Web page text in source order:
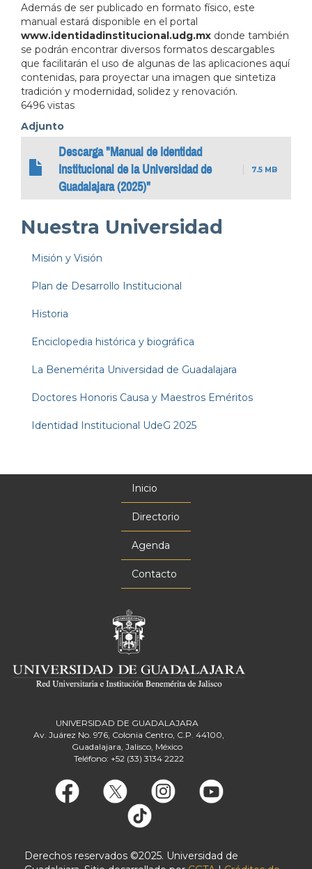
Además de ser publicado en formato físico, este
manual estará disponible en el portal
www.identidadinstitucional.udg.mx donde también
se podrán encontrar diversos formatos descargables
que facilitarán el uso de algunas de las aplicaciones aquí
contenidas, para proyectar una imagen que sintetiza
tradición y modernidad, solidez y renovación.
6496 vistas
Adjunto
Descarga "Manual de Identidad
Institucional de la Universidad de
Guadalajara (2025)"
7.5 MB
Nuestra Universidad
Misión y Visión
Plan de Desarrollo Institucional
Historia
Enciclopedia histórica y biográfica
La Benemérita Universidad de Guadalajara
Doctores Honoris Causa y Maestros Eméritos
Identidad Institucional UdeG 2025
Inicio
Directorio
Agenda
Contacto
UNIVERSIDAD DE GUADALAJARA
Av. Juárez No. 976, Colonia Centro, C.P. 44100,
Guadalajara, Jalisco, México
Teléfono: +52 (33) 3134 2222
Derechos reservados ©2025. Universidad de